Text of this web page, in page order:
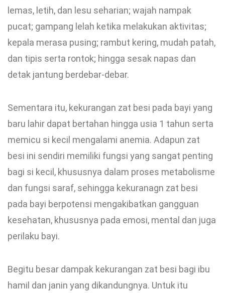
lemas, letih, dan lesu seharian; wajah nampak
pucat; gampang lelah ketika melakukan aktivitas;
kepala merasa pusing; rambut kering, mudah patah,
dan tipis serta rontok; hingga sesak napas dan
detak jantung berdebar-debar.
Sementara itu, kekurangan zat besi pada bayi yang
baru lahir dapat bertahan hingga usia 1 tahun serta
memicu si kecil mengalami anemia. Adapun zat
besi ini sendiri memiliki fungsi yang sangat penting
bagi si kecil, khususnya dalam proses metabolisme
dan fungsi saraf, sehingga kekuranagn zat besi
pada bayi berpotensi mengakibatkan gangguan
kesehatan, khususnya pada emosi, mental dan juga
perilaku bayi.
Begitu besar dampak kekurangan zat besi bagi ibu
hamil dan janin yang dikandungnya. Untuk itu